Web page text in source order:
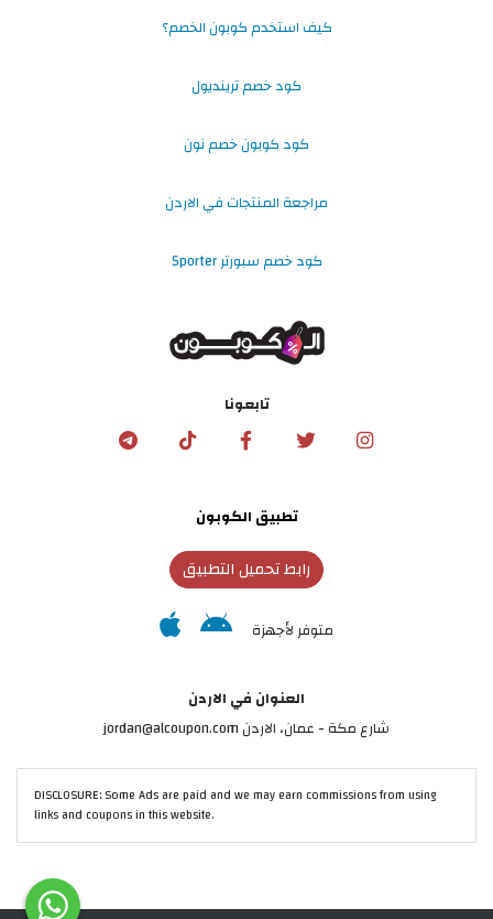
كيف استخدم كوبون الخصم؟
كود خصم ترينديول
كود كوبون خصم نون
مراجعة المنتجات في الاردن
كود خصم سبورتر Sporter
تابعونا
تطبيق الكوبون
رابط تحميل التطبيق
متوفر لأجهزة
العنوان في الاردن
شارع مكة - عمان، الاردن jordan@alcoupon.com
DISCLOSURE: Some Ads are paid and we may earn commissions from using
links and coupons in this website.